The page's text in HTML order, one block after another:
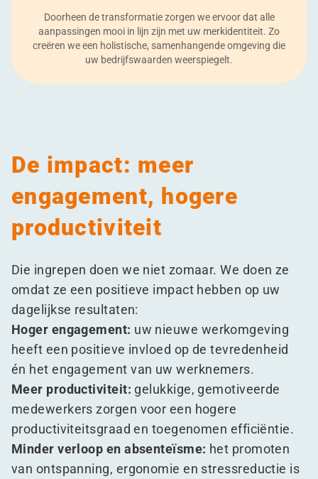
Doorheen de transformatie zorgen we ervoor dat alle
aanpassingen mooi in lijn zijn met uw merkidentiteit. Zo
creëren we een holistische, samenhangende omgeving die
uw bedrijfswaarden weerspiegelt.
De impact: meer
engagement, hogere
productiviteit
Die ingrepen doen we niet zomaar. We doen ze
omdat ze een positieve impact hebben op uw
dagelijkse resultaten:
Hoger engagement: uw nieuwe werkomgeving
heeft een positieve invloed op de tevredenheid
én het engagement van uw werknemers.
Meer productiviteit: gelukkige, gemotiveerde
medewerkers zorgen voor een hogere
productiviteitsgraad en toegenomen efficiëntie.
Minder verloop en absenteïsme: het promoten
van ontspanning, ergonomie en stressreductie is